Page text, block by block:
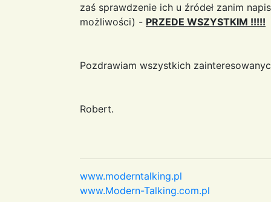
zaś sprawdzenie ich u źródeł zanim
możliwości) - PRZEDE WSZYSTKIM !!!!!
Pozdrawiam wszystkich
Robert.
www.moderntalking.pl
www.Modern-Talking.com.pl